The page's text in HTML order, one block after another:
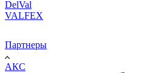
DelVal
VALFEX
Партнеры
АКС